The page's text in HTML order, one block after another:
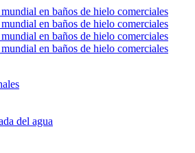
del agua